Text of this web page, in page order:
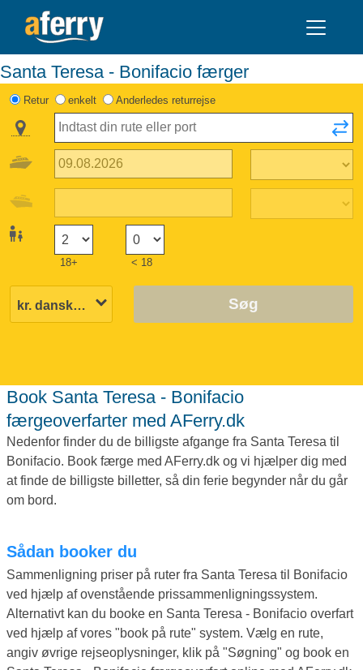
Santa Teresa - Bonifacio færger
Retur enkelt Anderledes returrejse
18+ < 18
Søg
Book Santa Teresa - Bonifacio
færgeoverfarter med AFerry.dk
Nedenfor finder du de billigste afgange fra Santa Teresa til
Bonifacio. Book færge med AFerry.dk og vi hjælper dig med
at finde de billigste billetter, så din ferie begynder når du går
om bord.
Sådan booker du
Sammenligning priser på ruter fra Santa Teresa til Bonifacio
ved hjælp af ovenstående prissammenligningssystem.
Alternativt kan du booke en Santa Teresa - Bonifacio overfart
ved hjælp af vores "book på rute" system. Vælg en rute,
angiv øvrige rejseoplysninger, klik på "Søgning" og book en